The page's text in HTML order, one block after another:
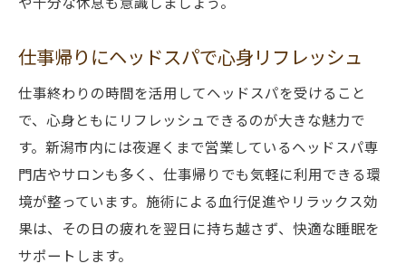
仕事帰りにヘッドスパで心身リフレッシュ
仕事終わりの時間を活用してヘッドスパを受けること
で、心身ともにリフレッシュできるのが大きな魅力で
す。新潟市内には夜遅くまで営業しているヘッドスパ専
門店やサロンも多く、仕事帰りでも気軽に利用できる環
境が整っています。施術による血行促進やリラックス効
果は、その日の疲れを翌日に持ち越さず、快適な睡眠を
サポートします。